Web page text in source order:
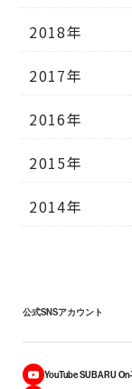
2018年
2017年
2016年
2015年
2014年
公式SNSアカウント
YouTube SUBARU